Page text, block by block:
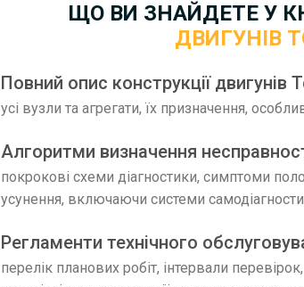
ЩО ВИ ЗНАЙДЕТЕ У
ДВИГУНІВ
Повний опис конструкції двигунів
усі вузли та агрегати, їх призначення,
Алгоритми визначення
покрокові схеми діагностики, симптоми
усунення, включаючи системи
Регламенти технічного
перелік планових робіт, інтервали